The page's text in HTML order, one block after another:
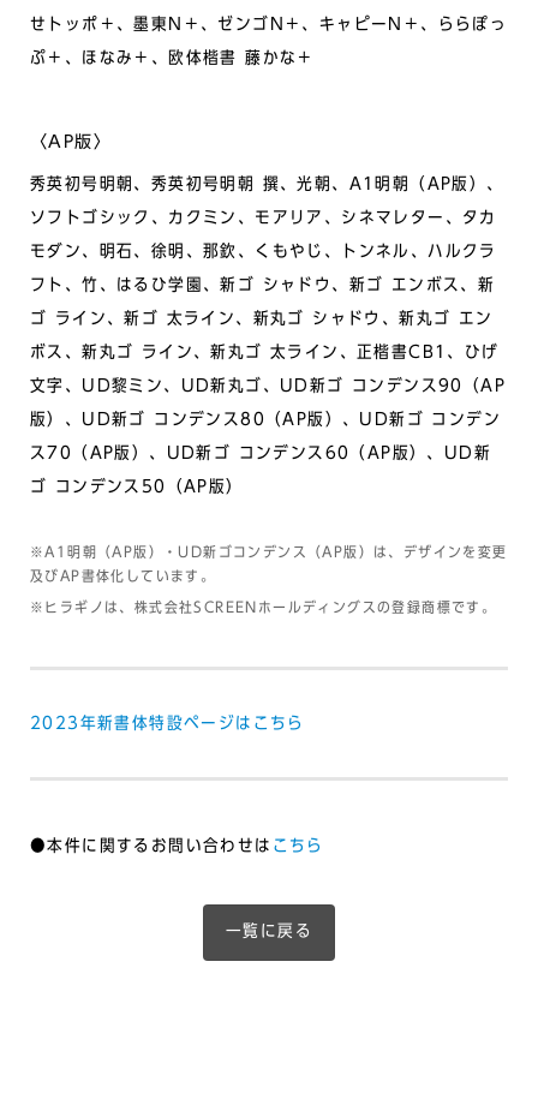
せトッポ＋、墨東N＋、ゼンゴN＋、キャピーN＋、ららぽっ
ぷ＋、ほなみ＋、欧体楷書 藤かな＋
〈AP版〉
秀英初号明朝、秀英初号明朝 撰、光朝、A1明朝（AP版）、
ソフトゴシック、カクミン、モアリア、シネマレター、タカ
モダン、明石、徐明、那欽、くもやじ、トンネル、ハルクラ
フト、竹、はるひ学園、新ゴ シャドウ、新ゴ エンボス、新
ゴ ライン、新ゴ 太ライン、新丸ゴ シャドウ、新丸ゴ エン
ボス、新丸ゴ ライン、新丸ゴ 太ライン、正楷書CB1、ひげ
文字、UD黎ミン、UD新丸ゴ、UD新ゴ コンデンス90（AP
版）、UD新ゴ コンデンス80（AP版）、UD新ゴ コンデン
ス70（AP版）、UD新ゴ コンデンス60（AP版）、UD新
ゴ コンデンス50（AP版）
※A1明朝（AP版）・UD新ゴコンデンス（AP版）は、デザインを変更
及びAP書体化しています。
※ヒラギノは、株式会社SCREENホールディングスの登録商標です。
2023年新書体特設ページはこちら
●本件に関するお問い合わせは こちら
一覧に戻る